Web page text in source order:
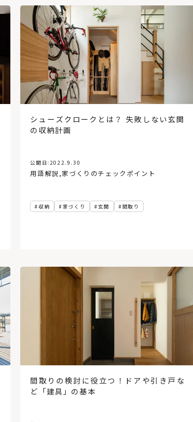
シューズクロークとは？ 失敗しない玄関
の収納計画
公開日: 2022.9.30
用語解説,家づくりのチェックポイント
収納 家づくり 玄関 間取り
間取りの検討に役立つ！ドアや引き戸な
ど「建具」の基本